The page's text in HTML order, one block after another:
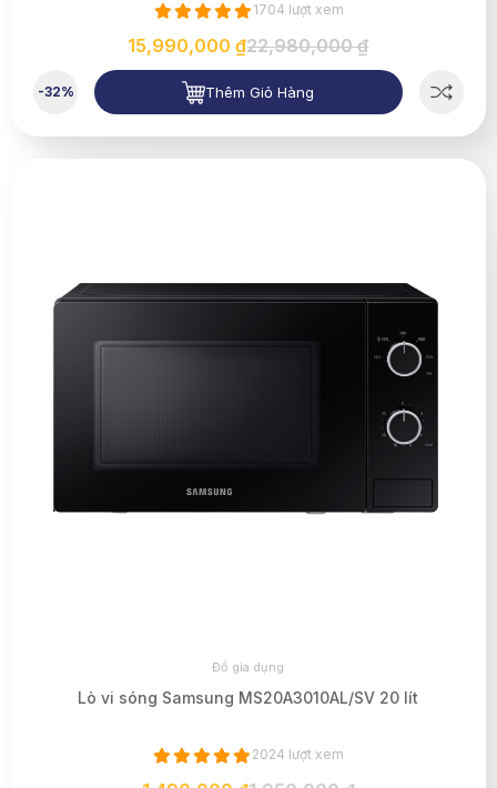
1704 lượt xem
15,990,000 ₫22,980,000 ₫
-32% Thêm Giỏ Hàng
Đồ gia dụng
Lò vi sóng Samsung MS20A3010AL/SV 20 lít
2024 lượt xem